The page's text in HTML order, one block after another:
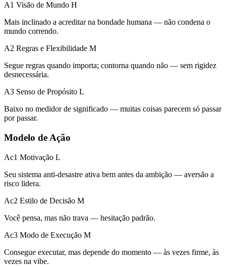
A1 Visão de Mundo H
Mais inclinado a acreditar na bondade humana — não condena o
mundo correndo.
A2 Regras e Flexibilidade M
Segue regras quando importa; contorna quando não — sem rigidez
desnecessária.
A3 Senso de Propósito L
Baixo no medidor de significado — muitas coisas parecem só passar
por passar.
Modelo de Ação
Ac1 Motivação L
Seu sistema anti-desastre ativa bem antes da ambição — aversão a
risco lidera.
Ac2 Estilo de Decisão M
Você pensa, mas não trava — hesitação padrão.
Ac3 Modo de Execução M
Consegue executar, mas depende do momento — às vezes firme, às
vezes na vibe.